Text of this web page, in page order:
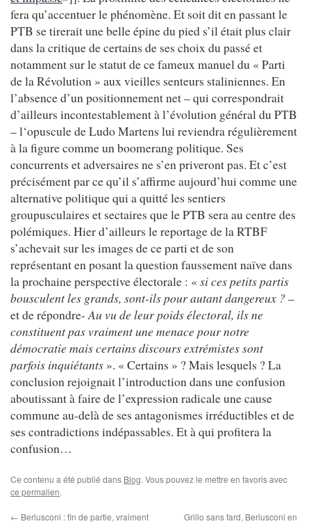
fera qu’accentuer le phénomène. Et soit dit en passant le
PTB se tirerait une belle épine du pied s’il était plus clair
dans la critique de certains de ses choix du passé et
notamment sur le statut de ce fameux manuel du « Parti
de la Révolution » aux vieilles senteurs staliniennes. En
l’absence d’un positionnement net – qui correspondrait
d’ailleurs incontestablement à l’évolution général du PTB
– l‘opuscule de Ludo Martens lui reviendra régulièrement
à la figure comme un boomerang politique. Ses
concurrents et adversaires ne s’en priveront pas. Et c’est
précisément par ce qu’il s’affirme aujourd’hui comme une
alternative politique qui a quitté les sentiers
groupusculaires et sectaires que le PTB sera au centre des
polémiques. Hier d’ailleurs le reportage de la RTBF
s’achevait sur les images de ce parti et de son
représentant en posant la question faussement naïve dans
la prochaine perspective électorale : « si ces petits partis
bousculent les grands, sont-ils pour autant dangereux ?–
et de répondre- Au vu de leur poids électoral, ils ne
constituent pas vraiment une menace pour notre
démocratie mais certains discours extrémistes sont
parfois inquiétants ». « Certains » ? Mais lesquels ? La
conclusion rejoignait l’introduction dans une confusion
aboutissant à faire de l’expression radicale une cause
commune au-delà de ses antagonismes irréductibles et de
ses contradictions indépassables. Et à qui profitera la
confusion…
Ce contenu a été publié dans Blog. Vous pouvez le mettre en favoris avec
ce permalien.
← Berlusconi : fin de partie, vraiment
Grillo sans fard, Berlusconi en